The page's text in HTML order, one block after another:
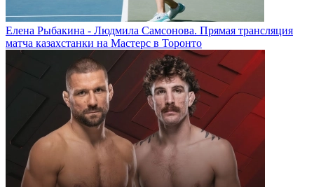
Елена Рыбакина - Людмила Самсонова. Прямая трансляция
матча казахстанки на Мастерс в Торонто